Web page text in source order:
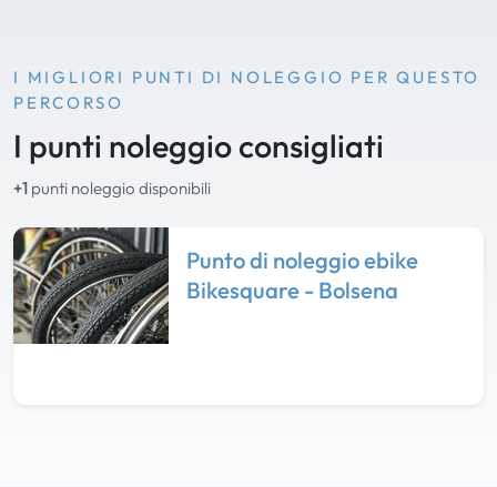
I MIGLIORI PUNTI DI NOLEGGIO PER QUESTO
PERCORSO
I punti noleggio consigliati
+1 punti noleggio disponibili
Punto di noleggio ebike
Bikesquare - Bolsena